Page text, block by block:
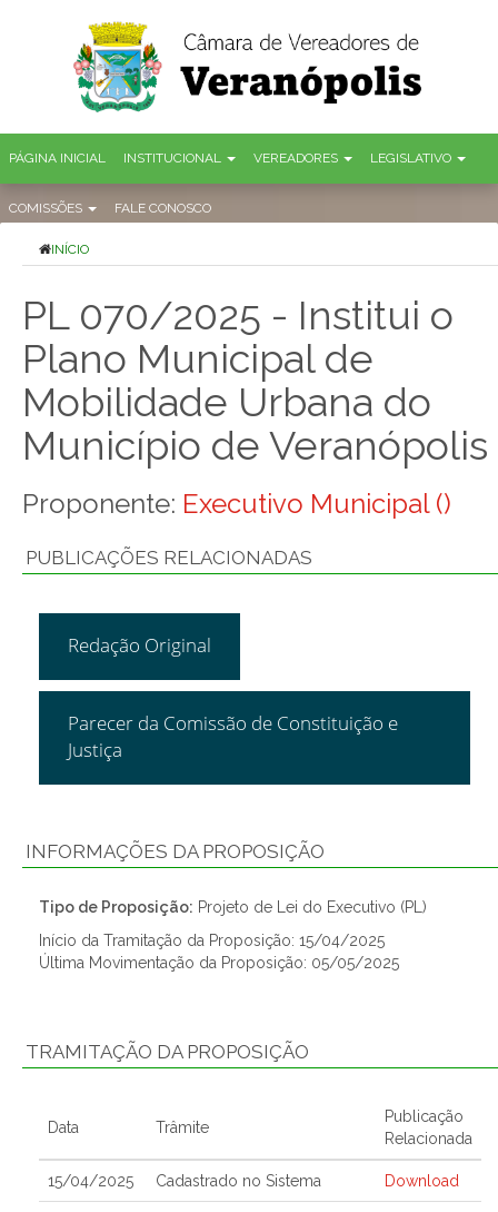
PÁGINA INICIAL INSTITUCIONAL VEREADORES LEGISLATIVO
COMISSÕES FALE CONOSCO
INÍCIO
PL 070/2025 - Institui o
Plano Municipal de
Mobilidade Urbana do
Município de Veranópolis
Proponente: Executivo Municipal ()
PUBLICAÇÕES RELACIONADAS
Redação Original
Parecer da Comissão de Constituição e
Justiça
INFORMAÇÕES DA PROPOSIÇÃO
Tipo de Proposição: Projeto de Lei do Executivo (PL)
Início da Tramitação da Proposição: 15/04/2025
Última Movimentação da Proposição: 05/05/2025
TRAMITAÇÃO DA PROPOSIÇÃO
Data Trâmite
Publicação
Relacionada
15/04/2025 Cadastrado no Sistema Download